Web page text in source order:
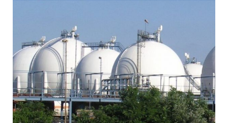
des importations en provenance des Pays-Bas et de la
Norvège.